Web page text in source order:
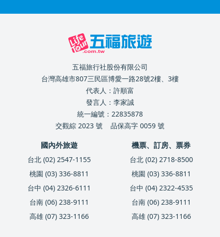
五福旅行社股份有限公司
台灣高雄市807三民區博愛一路28號2樓、3樓
代表人：許順富
發言人：李家誠
統一編號：22835878
交觀綜 2023 號
品保高字 0059 號
國內外旅遊
台北 (02) 2547-1155
桃園 (03) 336-8811
台中 (04) 2326-6111
台南 (06) 238-9111
高雄 (07) 323-1166
機票、訂房、票券
台北 (02) 2718-8500
桃園 (03) 336-8811
台中 (04) 2322-4535
台南 (06) 238-9111
高雄 (07) 323-1166